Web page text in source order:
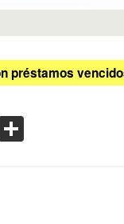
préstamos